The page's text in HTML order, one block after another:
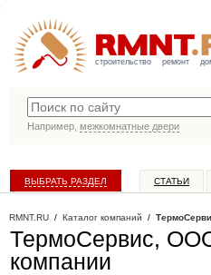
строительство ремонт
Например, межкомнатные двери
ВЫБРАТЬ РАЗДЕЛ СТАТЬИ
RMNT.RU / Каталог компаний /
ТермоСервис,
компании